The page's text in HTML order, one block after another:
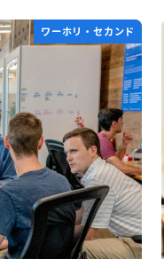
ワーホリ・セカンド